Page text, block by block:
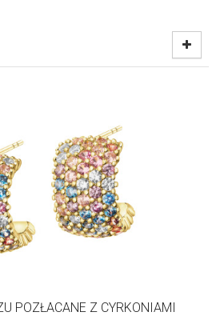
POZŁACANE Z CYRKONIAMI